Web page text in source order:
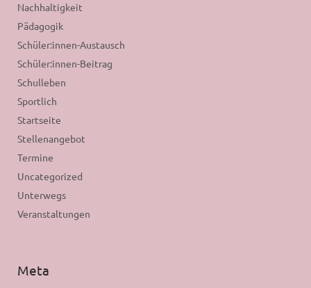
Nachhaltigkeit
Pädagogik
Schüler:innen-Austausch
Schüler:innen-Beitrag
Schulleben
Sportlich
Startseite
Stellenangebot
Termine
Uncategorized
Unterwegs
Veranstaltungen
Meta